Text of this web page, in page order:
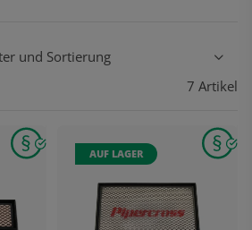
und Sortierung
7 Artikel
AUF LAGER